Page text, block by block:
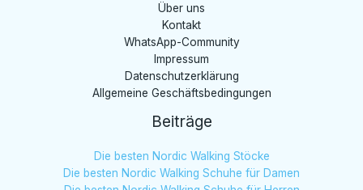
Über uns
Kontakt
WhatsApp-Community
Impressum
Datenschutzerklärung
Allgemeine Geschäftsbedingungen
Beiträge
Die besten Nordic Walking Stöcke
Die besten Nordic Walking Schuhe für Damen